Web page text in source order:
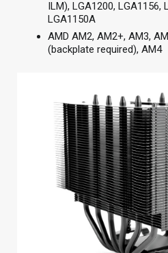
ILM), LGA1200, LGA1156,
LGA1150A
AMD AM2, AM2+, AM3,
(backplate required), AM4